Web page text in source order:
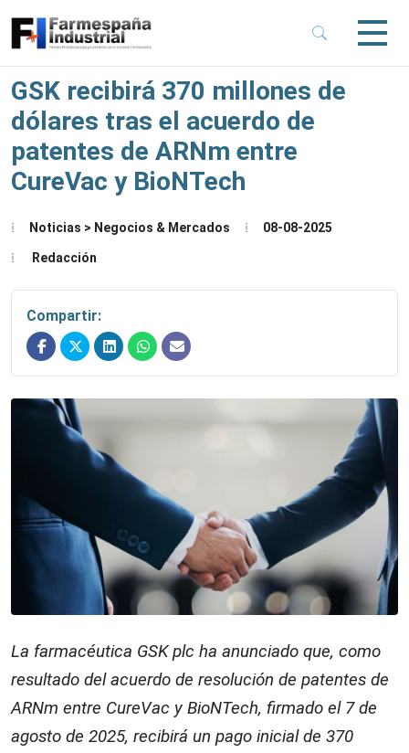
Menu
Menu
Menu
GSK recibirá 370 millones de
dólares tras el acuerdo de
patentes de ARNm entre
CureVac y BioNTech
Noticias > Negocios & Mercados 08-08-2025
Redacción
Compartir:
La farmacéutica GSK plc ha anunciado que, como
resultado del acuerdo de resolución de patentes de
ARNm entre CureVac y BioNTech, firmado el 7 de
agosto de 2025, recibirá un pago inicial de 370